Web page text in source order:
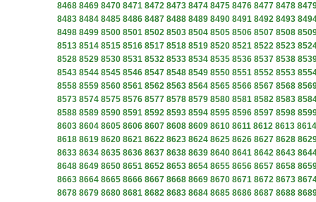
8468 8469 8470 8471 8472 8473 8474 8475 8476 8477 8478
8483 8484 8485 8486 8487 8488 8489 8490 8491 8492 8493
8498 8499 8500 8501 8502 8503 8504 8505 8506 8507 8508
8513 8514 8515 8516 8517 8518 8519 8520 8521 8522 8523
8528 8529 8530 8531 8532 8533 8534 8535 8536 8537 8538
8543 8544 8545 8546 8547 8548 8549 8550 8551 8552 8553
8558 8559 8560 8561 8562 8563 8564 8565 8566 8567 8568
8573 8574 8575 8576 8577 8578 8579 8580 8581 8582 8583
8588 8589 8590 8591 8592 8593 8594 8595 8596 8597 8598
8603 8604 8605 8606 8607 8608 8609 8610 8611 8612 8613 8614
8618 8619 8620 8621 8622 8623 8624 8625 8626 8627 8628
8633 8634 8635 8636 8637 8638 8639 8640 8641 8642 8643
8648 8649 8650 8651 8652 8653 8654 8655 8656 8657 8658
8663 8664 8665 8666 8667 8668 8669 8670 8671 8672 8673
8678 8679 8680 8681 8682 8683 8684 8685 8686 8687 8688